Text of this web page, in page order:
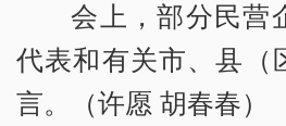
会上，部分民营
代表和有关市、县（
言。（许愿 胡春春）